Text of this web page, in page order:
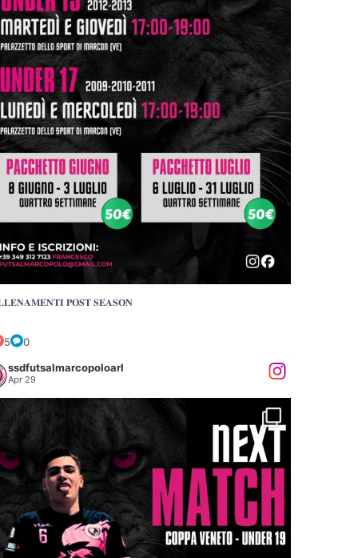
𝐏𝐎𝐒𝐓 𝐒𝐄𝐀𝐒𝐎𝐍
5 0
ssdfutsalmarcopoloarl
Apr 29
𝐌𝐀𝐓𝐂𝐇: 𝐔𝐍𝐃𝐄𝐑 𝟏𝟗 𝐞 𝐔𝐍𝐃𝐄𝐑
50